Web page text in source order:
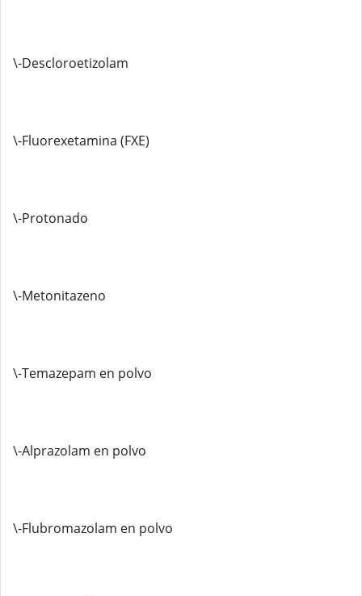
\-Descloroetizolam
\-Fluorexetamina (FXE)
\-Protonado
\-Metonitazeno
\-Temazepam en polvo
\-Alprazolam en polvo
\-Flubromazolam en polvo